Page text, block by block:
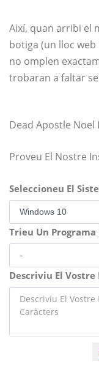
Així, quan arribi el
botiga (un lloc
no omplen
trobaran a faltar
Dead Apostle Noel
Proveu El Nostre
Seleccioneu El
Trieu Un
Descriviu El Vostre